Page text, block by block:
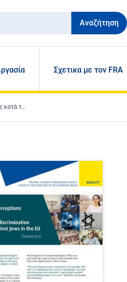
Σχετικα με τον FRA
- Σύνοψη